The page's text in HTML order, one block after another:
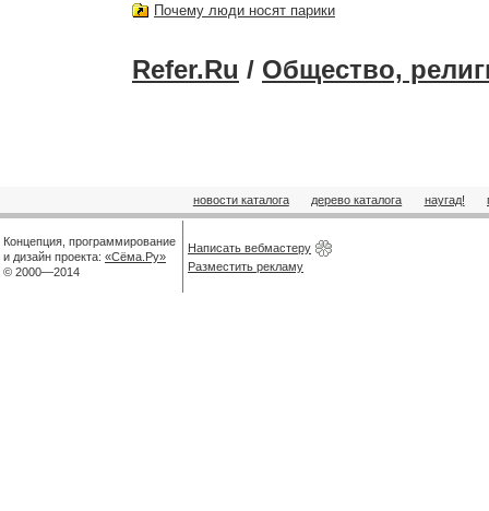
Почему люди носят парики
Refer.Ru / Общество,
новости каталога дерево каталога наугад!
Концепция, программирование
и дизайн проекта: «Сёма.Ру»
© 2000—2014
Написать вебмастеру
Разместить рекламу